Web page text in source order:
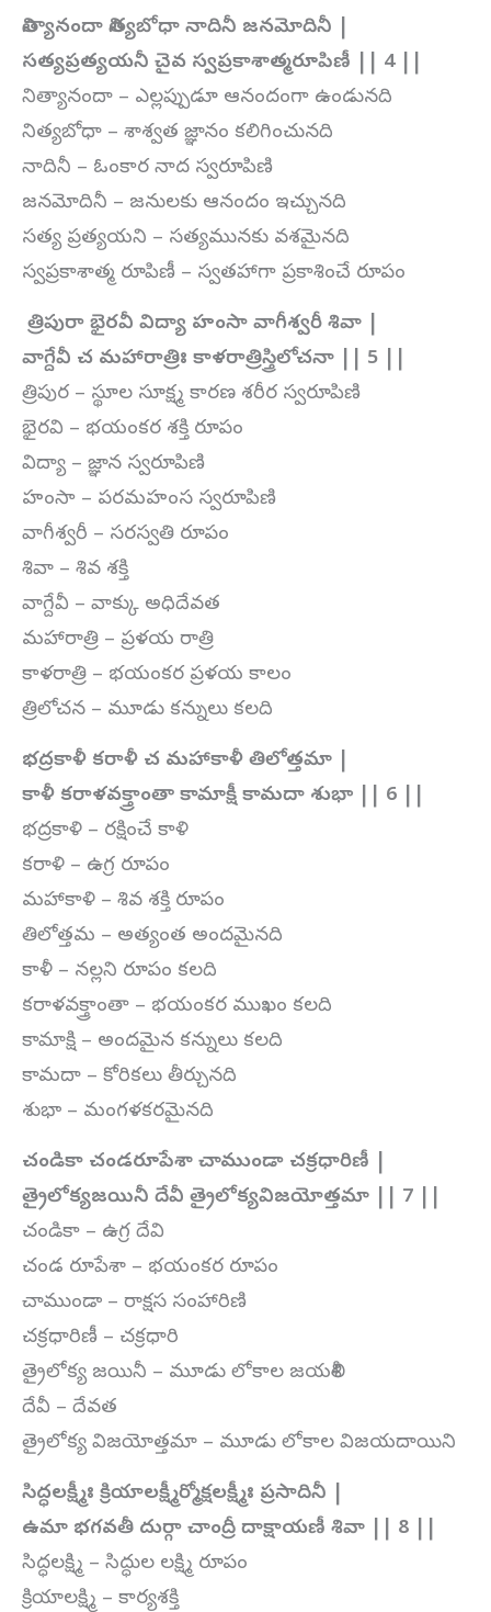
నిత్యానందా నిత్యబోధా నాదినీ జనమోదినీ |
సత్యప్రత్యయనీ చైవ స్వప్రకాశాత్మరూపిణీ || 4 ||
నిత్యానందా – ఎల్లప్పుడూ ఆనందంగా ఉండునది
నిత్యబోధా – శాశ్వత జ్ఞానం కలిగించునది
నాదినీ – ఓంకార నాద స్వరూపిణి
జనమోదినీ – జనులకు ఆనందం ఇచ్చునది
సత్య ప్రత్యయని – సత్యమునకు వశమైనది
స్వప్రకాశాత్మ రూపిణీ – స్వతహాగా ప్రకాశించే రూపం
త్రిపురా భైరవీ విద్యా హంసా వాగీశ్వరీ శివా |
వాగ్దేవీ చ మహారాత్రిః కాళరాత్రిస్త్రిలోచనా || 5 ||
త్రిపుర – స్థూల సూక్ష్మ కారణ శరీర స్వరూపిణి
భైరవి – భయంకర శక్తి రూపం
విద్యా – జ్ఞాన స్వరూపిణి
హంసా – పరమహంస స్వరూపిణి
వాగీశ్వరీ – సరస్వతి రూపం
శివా – శివ శక్తి
వాగ్దేవీ – వాక్కు అధిదేవత
మహారాత్రి – ప్రళయ రాత్రి
కాళరాత్రి – భయంకర ప్రళయ కాలం
త్రిలోచన – మూడు కన్నులు కలది
భద్రకాళీ కరాళీ చ మహాకాళీ తిలోత్తమా |
కాళీ కరాళవక్త్రాంతా కామాక్షీ కామదా శుభా || 6 ||
భద్రకాళి – రక్షించే కాళి
కరాళి – ఉగ్ర రూపం
మహాకాళి – శివ శక్తి రూపం
తిలోత్తమ – అత్యంత అందమైనది
కాళీ – నల్లని రూపం కలది
కరాళవక్త్రాంతా – భయంకర ముఖం కలది
కామాక్షి – అందమైన కన్నులు కలది
కామదా – కోరికలు తీర్చునది
శుభా – మంగళకరమైనది
చండికా చండరూపేశా చాముండా చక్రధారిణీ |
త్రైలోక్యజయినీ దేవీ త్రైలోక్యవిజయోత్తమా || 7 ||
చండికా – ఉగ్ర దేవి
చండ రూపేశా – భయంకర రూపం
చాముండా – రాక్షస సంహారిణి
చక్రధారిణీ – చక్రధారి
త్రైలోక్య జయినీ – మూడు లోకాల జయశీలి
దేవీ – దేవత
త్రైలోక్య విజయోత్తమా – మూడు లోకాల విజయదాయిని
సిద్ధలక్ష్మీః క్రియాలక్ష్మీర్మోక్షలక్ష్మీః ప్రసాదినీ |
ఉమా భగవతీ దుర్గా చాంద్రీ దాక్షాయణీ శివా || 8 ||
సిద్ధలక్ష్మి – సిద్ధుల లక్ష్మి రూపం
క్రియాలక్ష్మి – కార్యశక్తి